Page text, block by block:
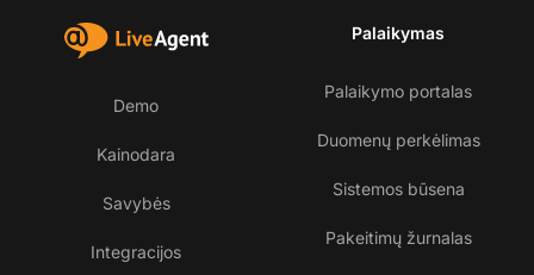
Demo
Kainodara
Savybės
Integracijos
Palaikymas
Palaikymo portalas
Duomenų perkėlimas
Sistemos būsena
Pakeitimų žurnalas